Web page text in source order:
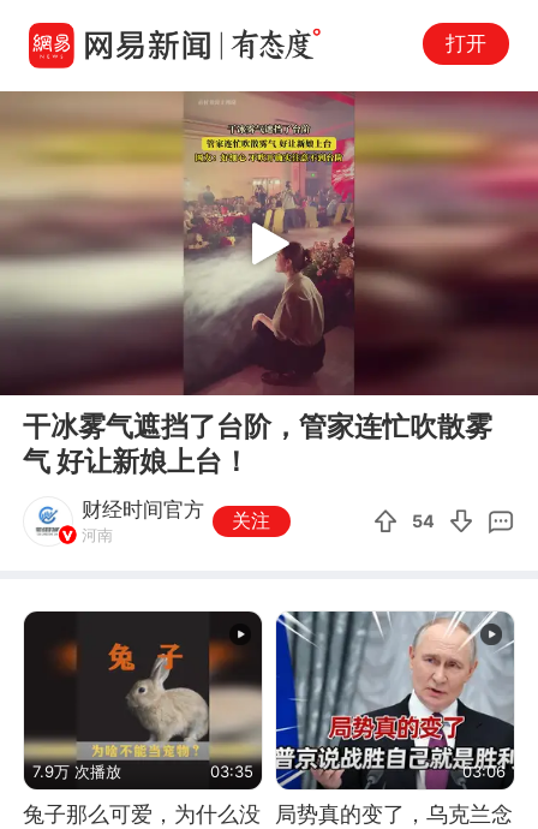
打开
Play
干冰雾气遮挡了台阶，管家连忙吹散雾
气 好让新娘上台！
财经时间官方
河南
关注 54
7.9万 次播放 03:35
兔子那么可爱，为什么没
03:06
局势真的变了，乌克兰念